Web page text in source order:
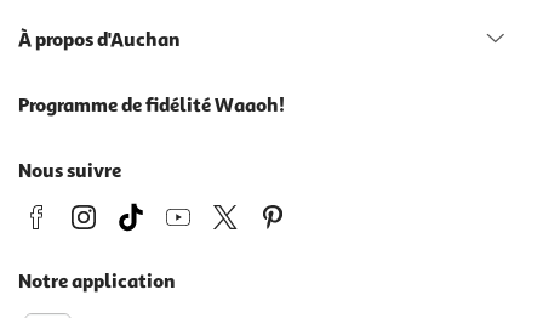
À propos d'Auchan
Programme de fidélité Waaoh!
Nous suivre
Notre application